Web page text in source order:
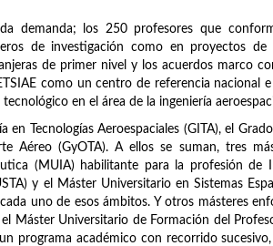
demanda; los 250 profesores que
de investigación como en proyectos de
de primer nivel y los acuerdos marco
como un centro de referencia nacional
en el área de la ingeniería
Tecnologías Aeroespaciales (GITA), el
Aéreo (GyOTA). A ellos se suman, tres
(MUIA) habilitante para la profesión de
y el Máster Universitario en Sistemas
uno de esos ámbitos. Y otros másteres
Universitario de Formación del
programa académico con recorrido